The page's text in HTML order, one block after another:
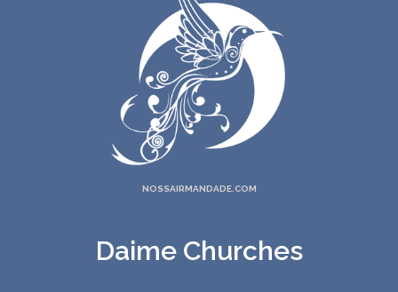
NOSSAIRMANDADE.COM
Daime Churches